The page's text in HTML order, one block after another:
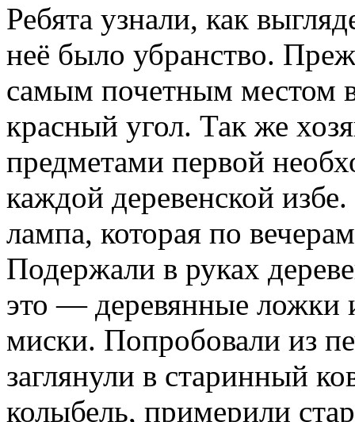
Ребята узнали, как
неё было убранство.
самым почетным местом в
красный угол. Так же
предметами первой
каждой деревенской
лампа, которая по
Подержали в руках
это — деревянные
миски. Попробовали из
заглянули в старинный
колыбель, примерили